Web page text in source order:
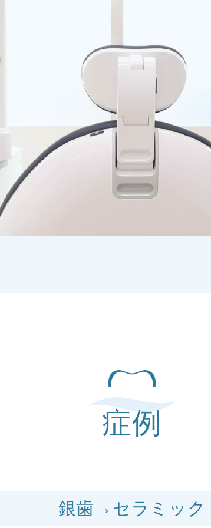
症例
銀歯→セラミック